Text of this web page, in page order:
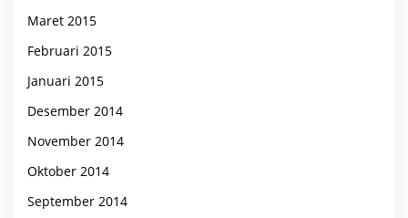
Maret 2015
Februari 2015
Januari 2015
Desember 2014
November 2014
Oktober 2014
September 2014